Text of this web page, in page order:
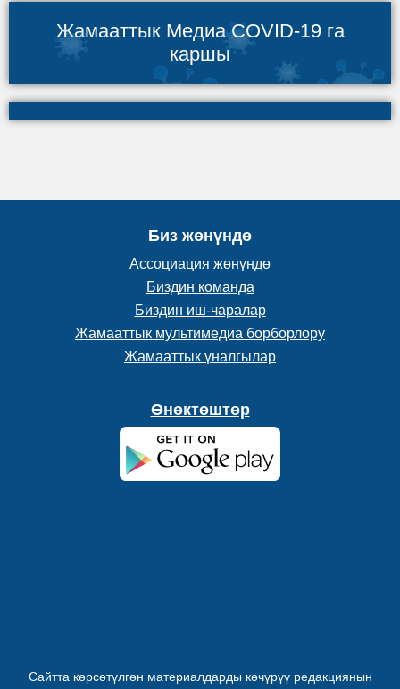
Жамааттык Медиа COVID-19 га
каршы
Биз жөнүндө
Ассоциация жөнүндө
Биздин команда
Биздин иш-чаралар
Жамааттык мультимедиа борборлору
Жамааттык үналгылар
Өнөктөштөр
Сайтта көрсөтүлгөн материалдарды көчүрүү редакциянын